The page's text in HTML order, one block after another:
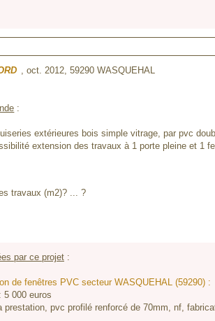
, oct. 2012,59290 WASQUEHAL
:
extérieures bois simple vitrage, par pvc
extension des travaux à 1 porte pleine et 1
travaux (m2)? ... ?
par ce projet:
de fenêtres PVC secteur WASQUEHAL (59290) :
: 5 000euros
prestation, pvc profilé renforcé de 70mm, nf,